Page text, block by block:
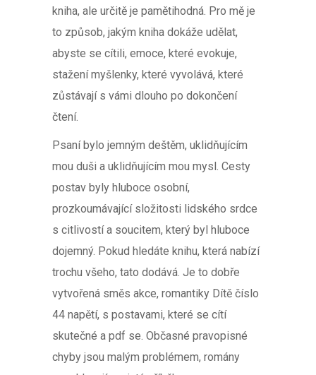
kniha, ale určitě je pamětihodná. Pro mě je
to způsob, jakým kniha dokáže udělat,
abyste se cítili, emoce, které evokuje,
stažení myšlenky, které vyvolává, které
zůstávají s vámi dlouho po dokončení
čtení.
Psaní bylo jemným deštěm, uklidňujícím
mou duši a uklidňujícím mou mysl. Cesty
postav byly hluboce osobní,
prozkoumávající složitosti lidského srdce
s citlivostí a soucitem, který byl hluboce
dojemný. Pokud hledáte knihu, která nabízí
trochu všeho, tato dodává. Je to dobře
vytvořená směs akce, romantiky Dítě číslo
44 napětí, s postavami, které se cítí
skutečné a pdf se. Občasné pravopisné
chyby jsou malým problémem, romány